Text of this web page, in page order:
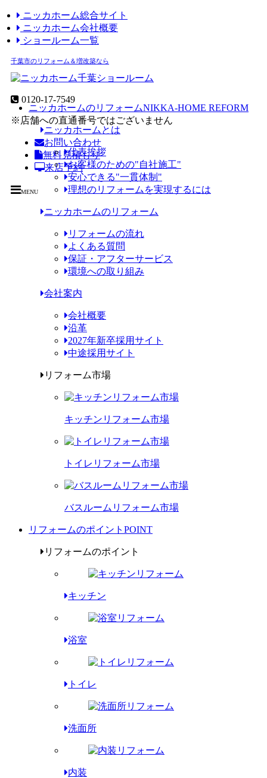
ニッカホーム総合サイト
ニッカホーム会社概要
ショールーム一覧
千葉市のリフォーム＆増改築なら
0120-17-7549
※店舗への直通番号ではございません
お問い合わせ
無料見積もり
来店予約
MENU
ニッカホームのリフォームNIKKA-HOME REFORM
ニッカホームとは
代表挨拶
お客様のための"自社施工"
安心できる"一貫体制"
理想のリフォームを実現するには
ニッカホームのリフォーム
リフォームの流れ
よくある質問
保証・アフターサービス
環境への取り組み
会社案内
会社概要
沿革
2027年新卒採用サイト
中途採用サイト
リフォーム市場
キッチンリフォーム市場
トイレリフォーム市場
バスルームリフォーム市場
リフォームのポイント POINT
リフォームのポイント
キッチン
浴室
トイレ
洗面所
内装